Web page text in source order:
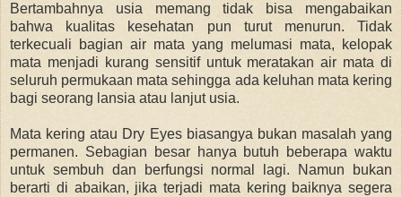
Bertambahnya usia memang tidak bisa mengabaikan
bahwa kualitas kesehatan pun turut menurun. Tidak
terkecuali bagian air mata yang melumasi mata,
kelopak
mata menjadi kurang sensitif untuk meratakan air mata di
seluruh permukaan matasehingga ada keluhan mata kering
bagi seorang lansia atau lanjut usia.
Mata kering atau Dry Eyes biasangya bukan masalah yang
permanen. Sebagian besar hanya butuh beberapa waktu
untuk sembuh dan berfungsi normal lagi. Namun bukan
berarti di abaikan, jika terjadi mata kering baiknya segera